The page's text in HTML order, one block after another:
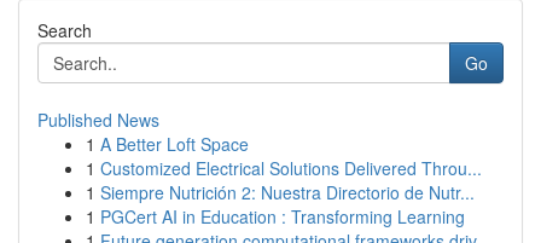
Search
Go
Published News
1 A Better Loft Space
1 Customized Electrical Solutions Delivered Throu...
1 Siempre Nutrición 2: Nuestra Directorio de Nutr...
1 PGCert AI in Education : Transforming Learning